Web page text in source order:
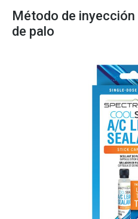
Método de
de palo